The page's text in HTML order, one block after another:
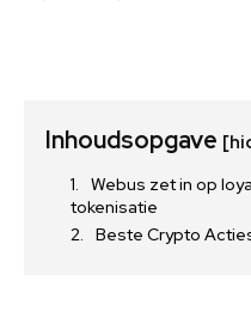
Inhoudsopgave
Webus zet in op
tokenisatie
Beste Crypto